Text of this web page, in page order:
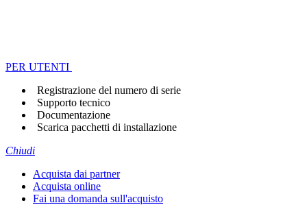
PER UTENTI
Registrazione del numero di serie
Supporto tecnico
Documentazione
Scarica pacchetti di installazione
Chiudi
Acquista dai partner
Acquista online
Fai una domanda sull'acquisto